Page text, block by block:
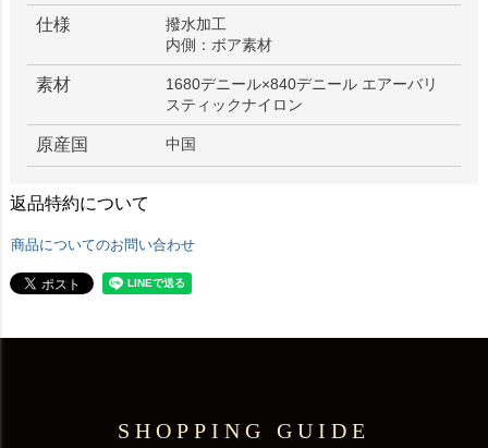
仕様
撥水加工
内側：ボア素材
素材
1680デニール×840デニール エアーバリ
スティックナイロン
原産国 中国
返品特約について
商品についてのお問い合わせ
SHOPPING GUIDE